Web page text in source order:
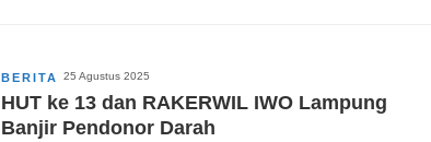
BERITA 25 Agustus 2025
HUT ke 13 dan RAKERWIL IWO Lampung
Banjir Pendonor Darah